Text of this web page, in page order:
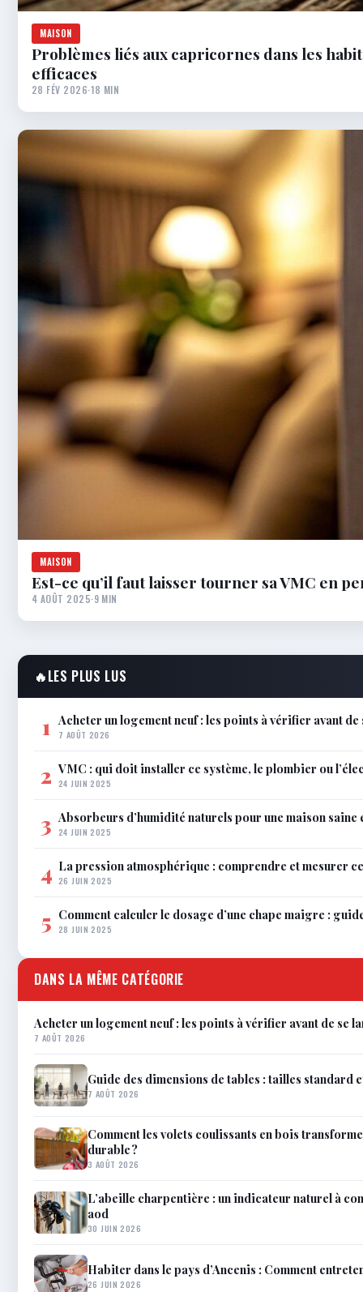
MAISON
Problèmes liés aux capricornes dans les
efficaces
28 FÉV 2026·18 MIN
MAISON
Est-ce qu’il faut laisser tourner sa VMC en
4 AOÛT 2025·9 MIN
🔥LES PLUS LUS
1 Acheter un logement neuf : les points à vérifier avant de
7 AOÛT 2026
2 VMC : qui doit installer ce système, le plombier ou
24 JUIN 2025
3 Absorbeurs d’humidité naturels pour une maison saine
24 JUIN 2025
4 La pression atmosphérique : comprendre et mesurer
26 JUIN 2025
5 Comment calculer le dosage d’une chape maigre :
28 JUIN 2025
DANS LA MÊME CATÉGORIE
Acheter un logement neuf : les points à vérifier avant de se
7 AOÛT 2026
Guide des dimensions de tables : tailles
7 AOÛT 2026
Comment les volets coulissants en bois
durable ?
3 AOÛT 2026
L’abeille charpentière : un indicateur naturel à
aod
30 JUIN 2026
Habiter dans le pays d’Ancenis : Comment
26 JUIN 2026